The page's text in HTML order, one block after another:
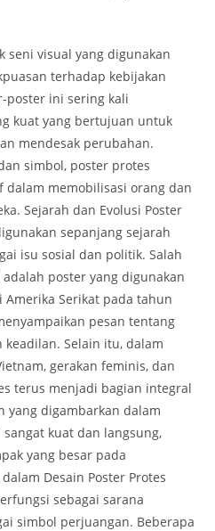
seni visual yang digunakan
terhadap kebijakan
poster ini sering kali
kuat yang bertujuan untuk
mendesak perubahan.
simbol, poster protes
dalam memobilisasi orang dan
Sejarah dan Evolusi Poster
sepanjang sejarah
isu sosial dan politik. Salah
poster yang digunakan
Amerika Serikat pada tahun
pesan tentang
keadilan. Selain itu, dalam
gerakan feminis, dan
terus menjadi bagian integral
yang digambarkan dalam
kuat dan langsung,
yang besar pada
Desain Poster Protes
sebagai sarana
simbol perjuangan. Beberapa